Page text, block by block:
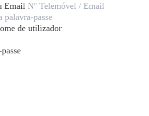
Email
de utilizador